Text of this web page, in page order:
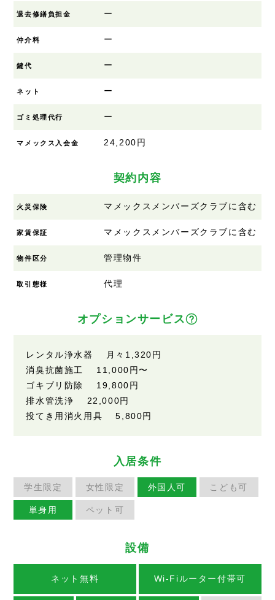
退去修繕負担金 ー
仲介料 ー
鍵代 ー
ネット ー
ゴミ処理代行 ー
マメックス入会金 24,200円
契約内容
火災保険 マメックスメンバーズクラブに含む
家賃保証 マメックスメンバーズクラブに含む
物件区分 管理物件
取引態様 代理
オプションサービス
レンタル浄水器 月々 1,320円
消臭抗菌施工 11,000円 〜
ゴキブリ防除 19,800円
排水管洗浄 22,000円
投てき用消火用具5,800円
入居条件
学生限定 女性限定 外国人可 こども可
単身用 ペット可
設備
ネット無料 Wi-Fiルーター付帯可